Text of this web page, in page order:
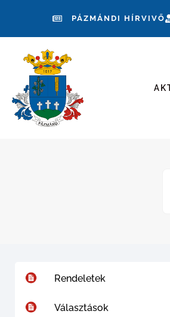
PÁZMÁNDI HÍRVIVŐ
Rendeletek
Választások